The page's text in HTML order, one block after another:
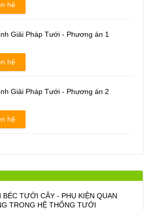
hệ
Giải Pháp Tưới - Phương án 1
hệ
Giải Pháp Tưới - Phương án 2
hệ
BÉC TƯỚI CÂY - PHỤ KIỆN QUAN
TRONG HỆ THỐNG TƯỚI